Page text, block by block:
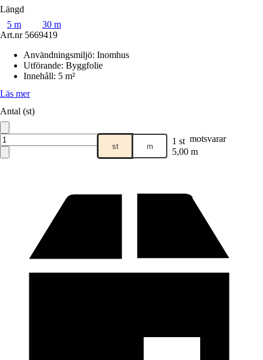
Längd
5 m
30 m
Art.nr 5669419
Användningsmiljö: Inomhus
Utförande: Byggfolie
Innehåll: 5 m²
Läs mer
Antal (st)
st m 1 st motsvarar
5,00 m